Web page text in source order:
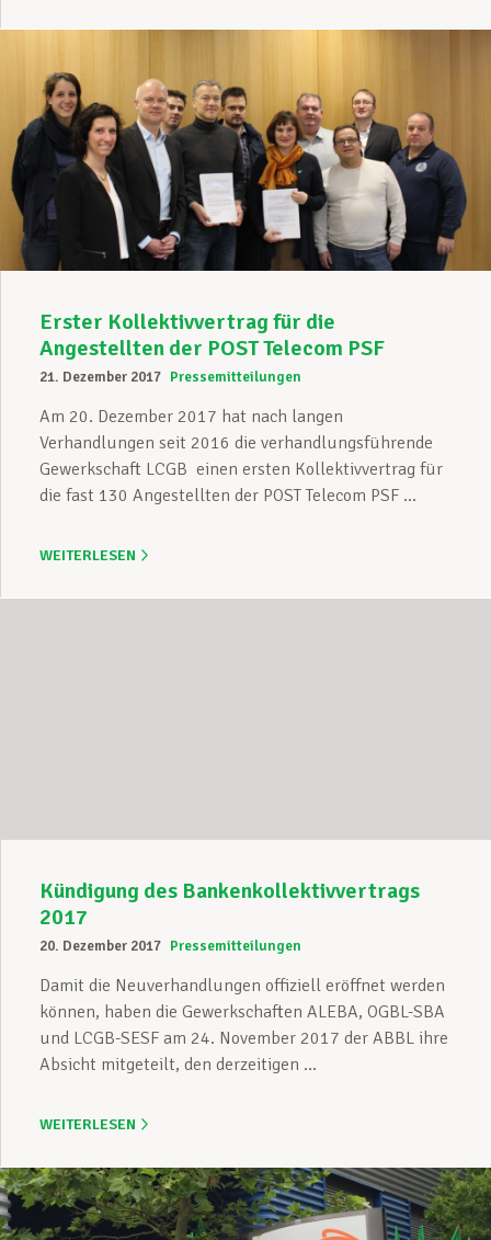
Erster Kollektivvertrag für die
Angestellten der POST Telecom PSF
21. Dezember 2017 Pressemitteilungen
Am 20. Dezember 2017 hat nach langen
Verhandlungen seit 2016 die verhandlungsführende
Gewerkschaft LCGB einen ersten Kollektivvertrag für
die fast 130 Angestellten der POST Telecom PSF ...
WEITERLESEN
Kündigung des Bankenkollektivvertrags
2017
20. Dezember 2017 Pressemitteilungen
Damit die Neuverhandlungen offiziell eröffnet werden
können, haben die Gewerkschaften ALEBA, OGBL-SBA
und LCGB-SESF am 24. November 2017 der ABBL ihre
Absicht mitgeteilt, den derzeitigen ...
WEITERLESEN